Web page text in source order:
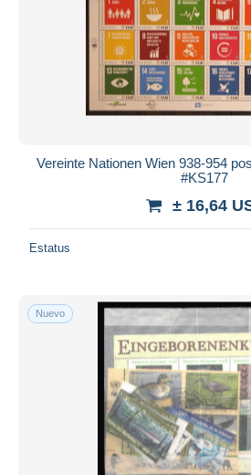
Vereinte Nationen Wien 938-954
#KS177
± 16,64
Estatus
Nuevo